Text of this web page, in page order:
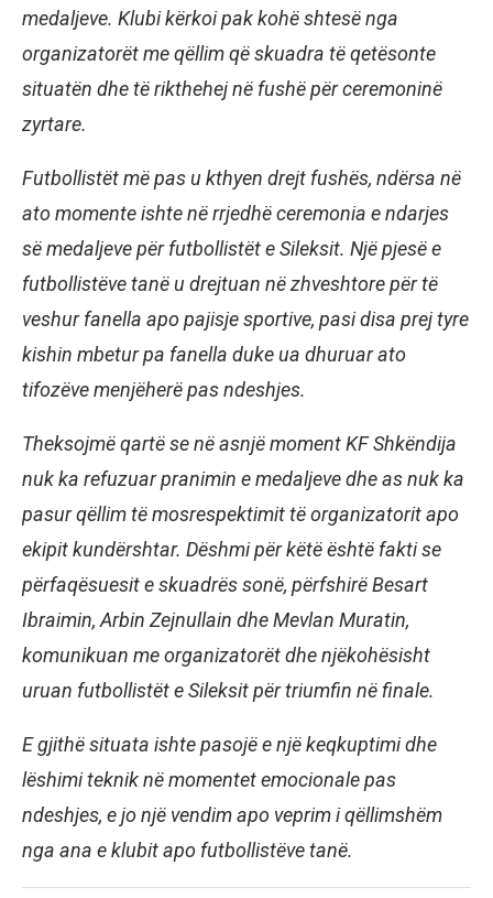
medaljeve. Klubi kërkoi pak kohë shtesë nga
organizatorët me qëllim që skuadra të qetësonte
situatën dhe të rikthehej në fushë për ceremoninë
zyrtare.
Futbollistët më pas u kthyen drejt fushës, ndërsa në
ato momente ishte në rrjedhë ceremonia e ndarjes
së medaljeve për futbollistët e Sileksit. Një pjesë e
futbollistëve tanë u drejtuan në zhveshtore për të
veshur fanella apo pajisje sportive, pasi disa prej tyre
kishin mbetur pa fanella duke ua dhuruar ato
tifozëve menjëherë pas ndeshjes.
Theksojmë qartë se në asnjë moment KF Shkëndija
nuk ka refuzuar pranimin e medaljeve dhe as nuk ka
pasur qëllim të mosrespektimit të organizatorit apo
ekipit kundërshtar. Dëshmi për këtë është fakti se
përfaqësuesit e skuadrës sonë, përfshirë Besart
Ibraimin, Arbin Zejnullain dhe Mevlan Muratin,
komunikuan me organizatorët dhe njëkohësisht
uruan futbollistët e Sileksit për triumfin në finale.
E gjithë situata ishte pasojë e një keqkuptimi dhe
lëshimi teknik në momentet emocionale pas
ndeshjes, e jo një vendim apo veprim i qëllimshëm
nga ana e klubit apo futbollistëve tanë.